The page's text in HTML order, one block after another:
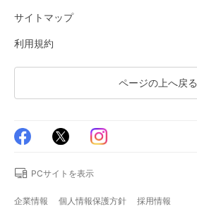
サイトマップ
利用規約
ページの上へ戻る
PCサイトを表示
企業情報 個人情報保護方針 採用情報